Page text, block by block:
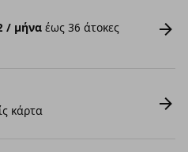
/ μήνα έως 36 άτοκες
κάρτα